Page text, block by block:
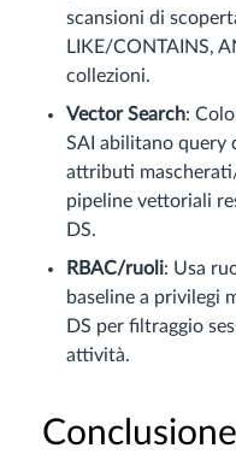
scansioni di
LIKE/CONTAINS,
collezioni.
Vector Search:
SAI abilitano query
attributi
pipeline vettoriali
DS.
RBAC/ruoli: Usa
baseline a privilegi
DS per filtraggio
attività.